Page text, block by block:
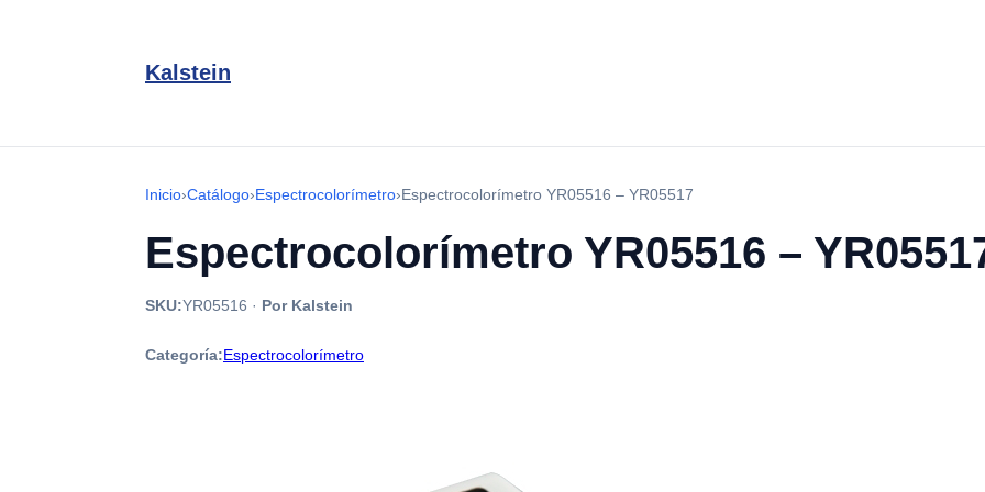
Kalstein
Inicio›Catálogo›Espectrocolorímetro›Espectrocolorímetro YR05516 – YR05517
Espectrocolorímetro YR05516 –
SKU:YR05516 · Por Kalstein
Categoría:Espectrocolorímetro